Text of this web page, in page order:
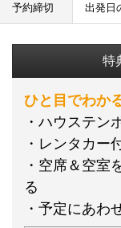
予約締切 出発日
特
ひと目でわか
・ハウステン
・レンタカー
・空席＆空室
る
・予定にあわ